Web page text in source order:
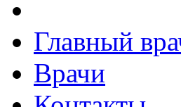
Главный
Врачи